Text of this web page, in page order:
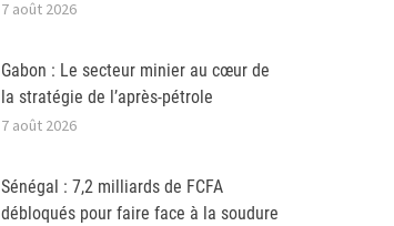
7 août 2026
Gabon : Le secteur minier au cœur de
la stratégie de l’après-pétrole
7 août 2026
Sénégal : 7,2 milliards de FCFA
débloqués pour faire face à la soudure